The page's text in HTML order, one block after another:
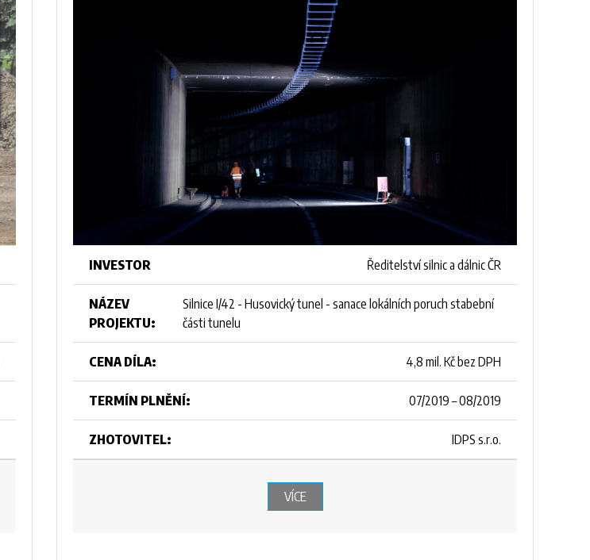
INVESTOR Ředitelství silnic a dálnic ČR
NÁZEV
PROJEKTU:
Silnice I/42 - Husovický tunel - sanace lokálních poruch stabební
části tunelu
CENA DÍLA: 4,8 mil. Kč bez DPH
TERMÍN PLNĚNÍ: 07/2019 – 08/2019
ZHOTOVITEL: IDPS s.r.o.
VÍCE